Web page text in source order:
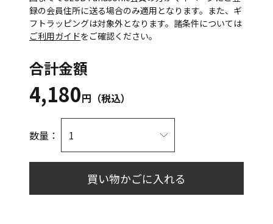
録の会員住所に送る場合のみ適用となります。また、ギ
フトラッピングは対象外となります。諸条件については
ご利用ガイドをご確認ください。
合計金額
4,180円（税込）
数量：
買い物かごに入れる